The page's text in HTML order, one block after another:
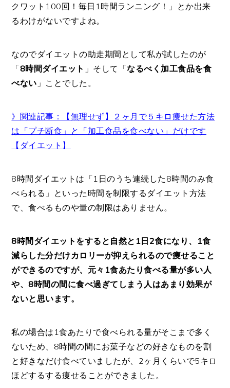
クワット100回！毎日1時間ランニング！」とか出来
るわけがないですよね。
なのでダイエットの助走期間として私が試したのが
「8時間ダイエット 」そして「なるべく加工食品を食
べない 」ことでした。
》関連記事：【無理せず】２ヶ月で５キロ痩せた方法
は「プチ断食」と「加工食品を食べない」だけです
【ダイエット】
8時間ダイエットは「1日のうち連続した8時間のみ食
べられる」といった時間を制限するダイエット方法
で、食べるものや量の制限はありません。
8時間ダイエットをすると自然と1日2食になり、1食
減らした分だけカロリーが抑えられるので痩せること
ができるのですが、元々1食あたり食べる量が多い人
や、8時間の間に食べ過ぎてしまう人はあまり効果が
ないと思います。
私の場合は1食あたりで食べられる量がそこまで多く
ないため、8時間の間にお菓子などの好きなものを割
と好きなだけ食べていましたが、2ヶ月くらいで5キロ
ほどするする痩せることができました。